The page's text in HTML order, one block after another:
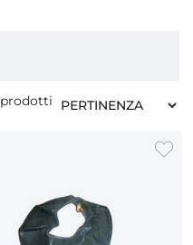
prodotti